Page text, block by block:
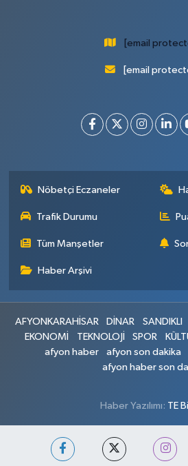
[email
[email
Nöbetçi Eczaneler
Trafik Durumu
Tüm Manşetler
Haber Arşivi
AFYONKARAHİSAR DİNAR SANDIKLI
EKONOMİ
TEKNOLOJİ SPOR
afyon haber
afyon son dakika
afyon haber son
Haber Yazılımı: TE